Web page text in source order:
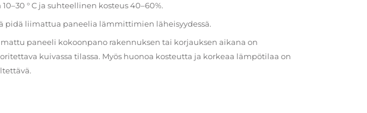
10–30 ° C ja suhteellinen kosteus 40–60%.
pidä liimattua paneelia lämmittimien läheisyydessä.
paneeli kokoonpano rakennuksen tai korjauksen aikana on
kuivassa tilassa. Myös huonoa kosteutta ja korkeaa lämpötilaa on